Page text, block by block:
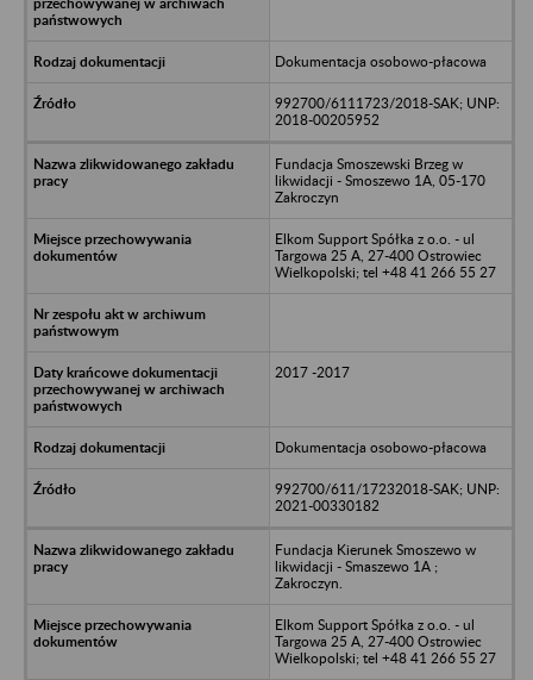
Dokumentacja osobowo-płacowa
992700/6111723/2018-SAK; UNP:
2018-00205952
Fundacja Smoszewski Brzeg w
likwidacji - Smoszewo 1A, 05-170
Zakroczyn
Elkom Support Spółka z o.o. - ul
Targowa 25 A, 27-400 Ostrowiec
Wielkopolski; tel +48 41 266 55 27
2017 -2017
Dokumentacja osobowo-płacowa
992700/611/17232018-SAK; UNP:
2021-00330182
Fundacja Kierunek Smoszewo w
likwidacji - Smaszewo 1A ;
Zakroczyn.
Elkom Support Spółka z o.o. - ul
Targowa 25 A, 27-400 Ostrowiec
Wielkopolski; tel +48 41 266 55 27